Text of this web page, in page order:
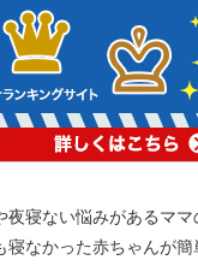
寝ない悩みがあるママ
寝なかった赤ちゃんが